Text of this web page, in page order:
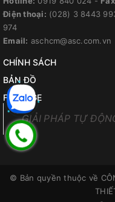
Điện thoại: (028) 3 8443
974
Email: aschcm@asc.com.vn
CHÍNH SÁCH
BẢN ĐỒ
FANPAGE
GIẢI PHÁP TỰ
© Bản quyền thuộc về